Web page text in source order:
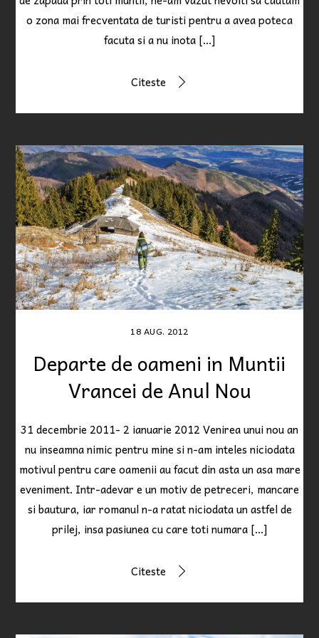
o zona mai frecventata de turisti pentru a avea poteca
facuta si a nu inota […]
Citeste
18 AUG. 2012
Departe de oameni in Muntii
Vrancei de Anul Nou
31 decembrie 2011- 2 ianuarie 2012 Venirea unui nou an
nu inseamna nimic pentru mine si n-am inteles niciodata
motivul pentru care oamenii au facut din asta un asa mare
eveniment. Intr-adevar e un motiv de petreceri, mancare
si bautura, iar romanul n-a ratat niciodata un astfel de
prilej, insa pasiunea cu care toti numara […]
Citeste